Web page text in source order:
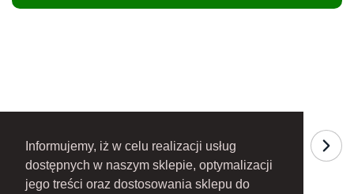
Informujemy, iż w celu realizacji usług
dostępnych w naszym sklepie, optymalizacji
jego treści oraz dostosowania sklepu do